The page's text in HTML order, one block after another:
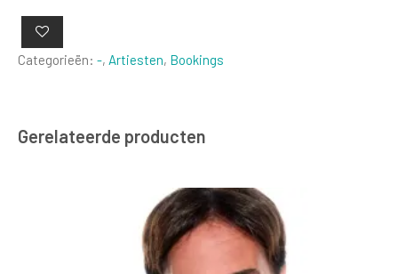
Categorieën: -, Artiesten, Bookings
Gerelateerde producten